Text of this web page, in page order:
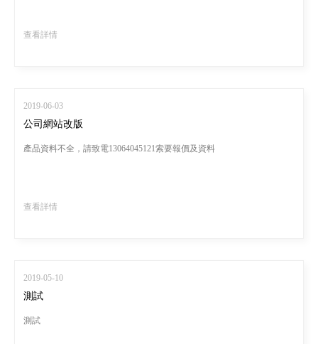
查看詳情
2019-06-03
公司網站改版
產品資料不全，請致電13064045121索要報價及資料
查看詳情
2019-05-10
測試
測試